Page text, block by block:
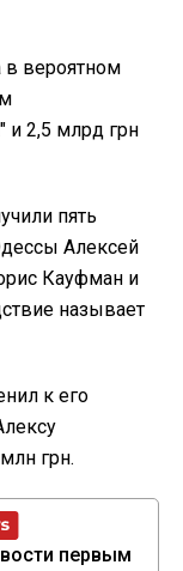
вероятном
и 2,5 млрд грн
пять
Алексей
Кауфман и
называет
к его
грн.
первым